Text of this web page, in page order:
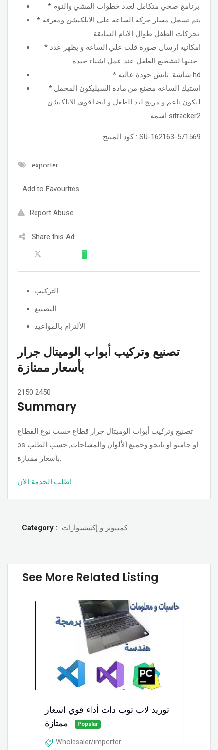
* برنامج صحي متكامل لعدد خطوات المشي والنوم.
* يتم تسجل مسار حركة الساعة علي الابلكيشن ومعرفة
تحركات الطفل طوال الايام السابقة.
* امكانية ارسال صورة قلب علي الساعه و يظهر عدد
جنبها لتشجيع الطفل عند عمل اشياء جيدة .
* شاشة. تاتش جودة عاليه.hd
* استيك الساعه مصنع من مادة السيليكون المحمل
ليكون ناعم و مريح ليد الطفل و ايضا قوي الابلكيشن
اسمه sitracker2
كود المنتج : SU-162163-571569
exporter
Add to Favourites
Report Abuse
Share this Ad:
التركيب
التصنيع
الألتزام بالمواعيد
تصنيع وتركيب أبواب الوميتال جرار
بأسعار ممتازة
2150 2450
Summary
تصنيع وتركيب أبواب الوميتال جرار قطاع حسب نوع القطاع
ps او جامبو او تانجو وجميع الألوان والمساحات, حسب الطلب
بأسعار ممتازة.
اطلب الخدمة الان
Category : كمبيوتر و إكسسوارات
See More Related Listing
توريد لاب توب ذات أداء قوي اسعار
ممتازة
Popular
Wholesaler/importer